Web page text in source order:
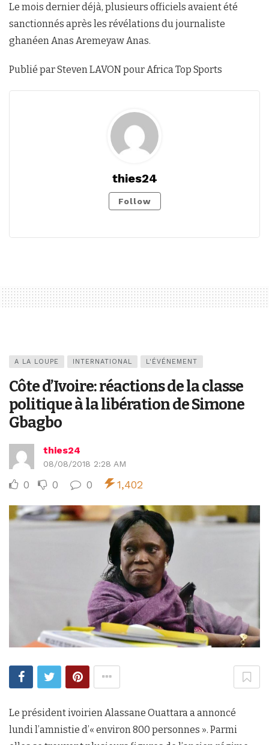
Le mois dernier déjà, plusieurs officiels avaient été
sanctionnés après les révélations du journaliste
ghanéen Anas Aremeyaw Anas.
Publié par Steven LAVON pour Africa Top Sports
thies24
Follow
A LA LOUPE INTERNATIONAL L'ÉVÉNEMENT
Côte d’Ivoire: réactions de la classe
politique à la libération de Simone
Gbagbo
thies24
08/08/2018 2:28 AM
0 0 0 1,402
Le président ivoirien Alassane Ouattara a annoncé
lundi l’amnistie d’« environ 800 personnes ». Parmi